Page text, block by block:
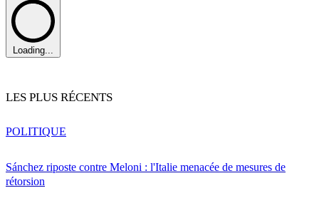
Loading...
LES PLUS RÉCENTS
Sánchez riposte contre Meloni : l'Italie menacée de mesures de
rétorsion
POLITIQUE